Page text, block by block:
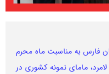
فارس به مناسبت ماه محرم
مامای نمونه کشوری در